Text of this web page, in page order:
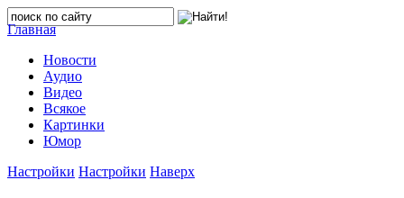
Главная
Новости
Аудио
Видео
Всякое
Картинки
Юмор
Настройки Настройки Наверх